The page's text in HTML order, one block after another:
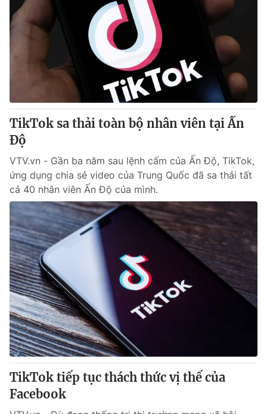
TikTok sa thải toàn bộ nhân viên tại Ấn
Độ
VTV.vn - Gần ba năm sau lệnh cấm của Ấn Độ, TikTok,
ứng dụng chia sẻ video của Trung Quốc đã sa thải tất
cả 40 nhân viên Ấn Độ của mình.
TikTok tiếp tục thách thức vị thế của
Facebook